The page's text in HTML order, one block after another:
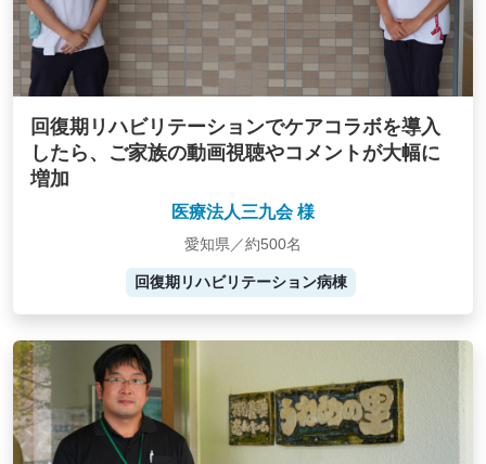
回復期リハビリテーションでケアコラボを導入
したら、ご家族の動画視聴やコメントが大幅に
増加
医療法人三九会 様
愛知県／約500名
回復期リハビリテーション病棟